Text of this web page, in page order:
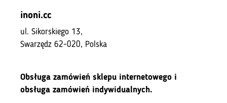
inoni.cc
ul. Sikorskiego 13,
Swarzędz 62-020, Polska
Obsługa zamówień sklepu internetowego i
obsługa zamówień indywidualnych.